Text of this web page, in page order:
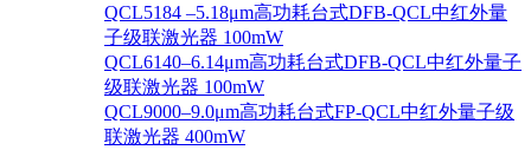
QCL5184 –5.18μm高功耗台式DFB-QCL中红外量
子级联激光器 100mW
QCL6140–6.14μm高功耗台式DFB-QCL中红外量子
级联激光器 100mW
QCL9000–9.0μm高功耗台式FP-QCL中红外量子级
联激光器 400mW